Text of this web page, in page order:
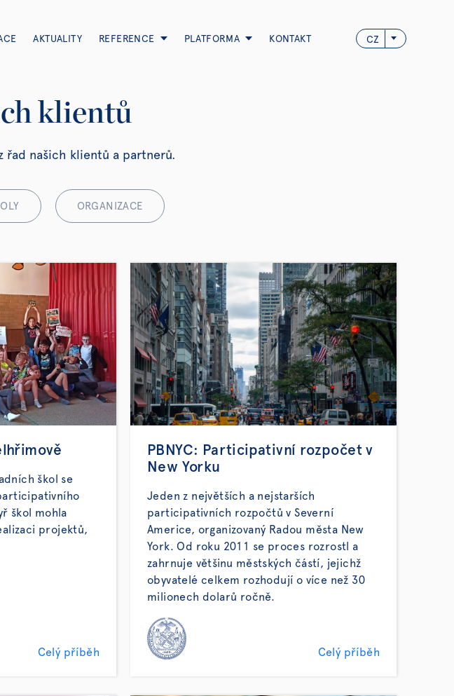
AKTUALITY REFERENCE PLATFORMA KONTAKT CZ
klientů
řad našich klientů a partnerů.
ORGANIZACE
škol se
škol mohla
projektů,
Celý příběh
PBNYC: Participativní rozpočet v
New Yorku
Jeden z největších a nejstarších
participativních rozpočtů v Severní
Americe, organizovaný Radou města New
York. Od roku 2011 se proces rozrostl a
zahrnuje většinu městských částí, jejichž
obyvatelé celkem rozhodují o více než 30
milionech dolarů ročně.
Celý příběh